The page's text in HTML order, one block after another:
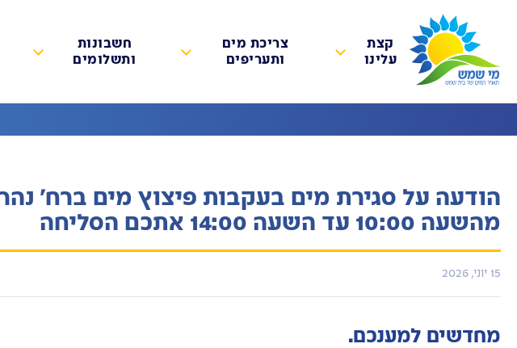
קצת
עלינו
צריכת מים
ותעריפים
חשבונות
ותשלומים
מהשעה 10:00 עד השעה 14:00 אתכם הסליחה
15 יוני, 2026
מחדשים למענכם.